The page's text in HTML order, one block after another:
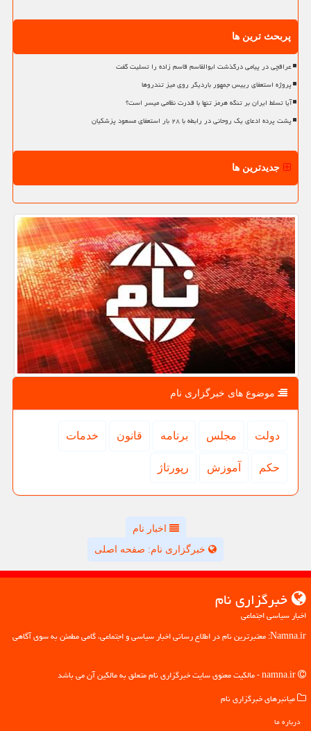
پربحث ترین ها
عراقچی در پیامی درگذشت ابوالقاسم قاسم زاده را تسلیت گفت
پروژه استعفای رییس جمهور باردیگر روی میز تندروها
آیا تسلط ایران بر تنگه هرمز تنها با قدرت نظامی میسر است؟
پشت پرده ادعای یک روحانی در رابطه با ۲۸ بار استعفای مسعود پزشکیان
جدیدترین ها
موضوع های خبرگزاری نام
دولت مجلس برنامه قانون خدمات
حكم آموزش رپورتاژ
اخبار نام
خبرگزاری نام: صفحه اصلی
خبرگزاری نام
اخبار سیاسی اجتماعی
Namna.ir: معتبرترین نام در اطلاع رسانی اخبار سیاسی و اجتماعی، گامی مطمئن به سوی آگاهی
میانبرهای خبرگزاری نام
درباره ما